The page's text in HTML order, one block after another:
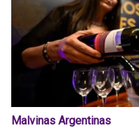
Malvinas Argentinas